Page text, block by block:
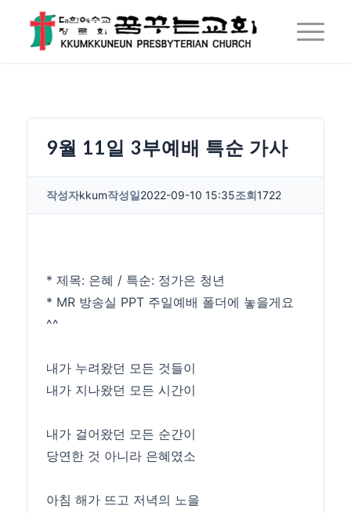
9월 11일 3부예배 특순 가사
작성자kkum작성일2022-09-10 15:35조회1722
* 제목: 은혜 / 특순: 정가은 청년
* MR 방송실 PPT 주일예배 폴더에 놓을게요
^^
내가 누려왔던 모든 것들이
내가 지나왔던 모든 시간이
내가 걸어왔던 모든 순간이
당연한 것 아니라 은혜였소
아침 해가 뜨고 저녁의 노을